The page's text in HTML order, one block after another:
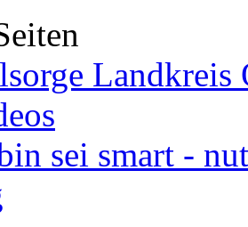
Landkreis
sei smart -